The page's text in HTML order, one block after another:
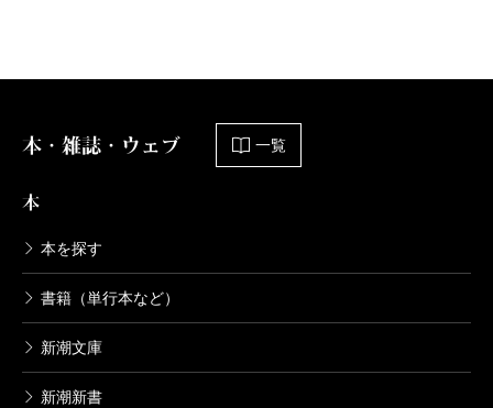
本・雑誌・ウェブ 一覧
本
本を探す
書籍（単行本など）
新潮文庫
新潮新書